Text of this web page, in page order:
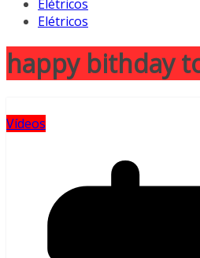
Elétricos
Elétricos
happy bithday
Vídeos